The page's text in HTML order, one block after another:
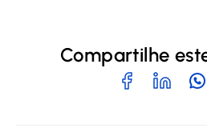
Compartilhe